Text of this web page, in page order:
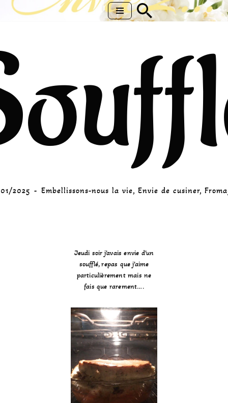
2025 Embellissons-nous la vie, Envie de cusiner,
Jeudi soir j’avais envie d’un
soufflé, repas que j’aime
particulièrement mais ne
fais que rarement….